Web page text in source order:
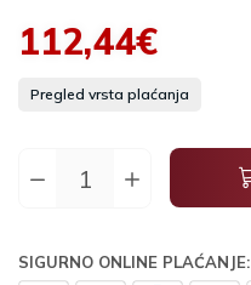
112,44€
Pregled vrsta plaćanja
SIGURNO ONLINE PLAĆANJE: